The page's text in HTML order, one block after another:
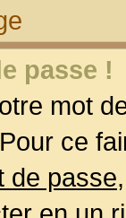
passe !
mot
ce
de passe